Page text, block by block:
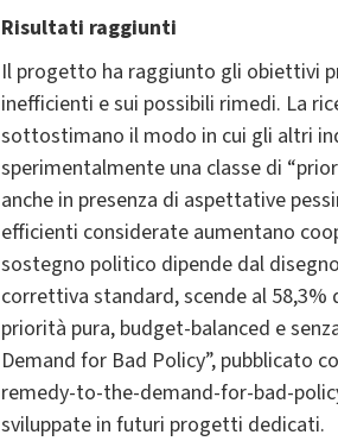
Risultati raggiunti
Il progetto ha raggiunto gli obiettivi
inefficienti e sui possibili rimedi. La
sottostimano il modo in cui gli altri
sperimentalmente una classe di
anche in presenza di aspettative
efficienti considerate aumentano
sostegno politico dipende dal
correttiva standard, scende al
priorità pura, budget-balanced e
Demand for Bad Policy”, pubblicato
remedy-to-the-demand-for-bad-
sviluppate in futuri progetti dedicati.